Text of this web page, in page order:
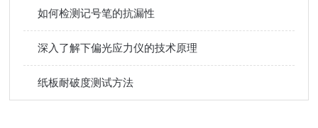
如何检测记号笔的抗漏性
深入了解下偏光应力仪的技术原理
纸板耐破度测试方法